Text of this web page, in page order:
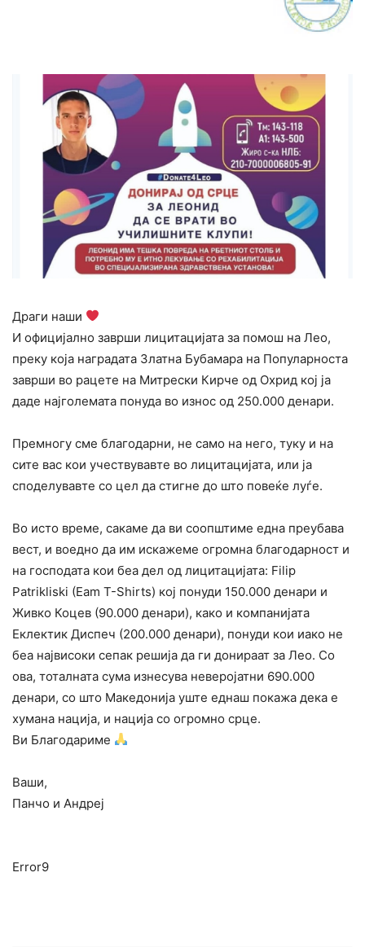
Драги наши
И официјално заврши лицитацијата за помош на Лео,
преку која наградата Златна Бубамара на Популарноста
заврши во рацете на Митрески Кирче од Охрид кој ја
даде најголемата понуда во износ од 250.000 денари.
Премногу сме благодарни, не само на него, туку и на
сите вас кои учествувавте во лицитацијата, или ја
споделувавте со цел да стигне до што повеќе луѓе.
Во исто време, сакаме да ви соопштиме една преубава
вест, и воедно да им искажеме огромна благодарност и
на господата кои беа дел од лицитацијата: Filip
Patrikliski (Eam T-Shirts) кој понуди 150.000 денари и
Живко Коцев (90.000 денари), како и компанијата
Еклектик Диспеч (200.000 денари), понуди кои иако не
беа највисоки сепак решија да ги донираат за Лео. Со
ова, тоталната сума изнесува неверојатни 690.000
денари, со што Македонија уште еднаш покажа дека е
хумана нација, и нација со огромно срце.
Ви Благодариме
Ваши,
Панчо и Андреј
Error9